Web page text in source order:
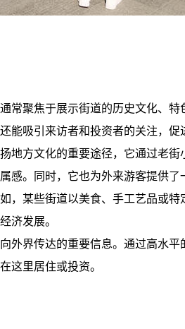
常聚焦于展示街道的历史文化、
能吸引来访者和投资者的关注，促
地方文化的重要途径，它通过老
。同时，它也为外来游客提供了
，某些街道以美食、手工艺品或
济发展。
外界传达的重要信息。通过高水
这里居住或投资。